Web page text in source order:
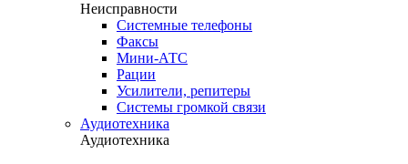
Неисправности
Системные телефоны
Факсы
Мини-АТС
Рации
Усилители, репитеры
Системы громкой связи
Аудиотехника
Аудиотехника